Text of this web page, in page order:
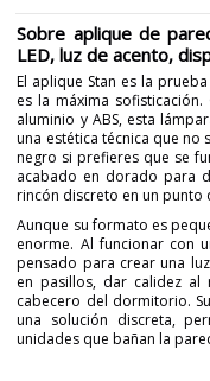
Sobre aplique de
LED, luz de acento,
El aplique Stan es la
es la máxima
aluminio y ABS, esta
una estética técnica que no
negro si prefieres que se
acabado en dorado para
rincón discreto en un punto
Aunque su formato es
enorme. Al funcionar con
pensado para crear una
en pasillos, dar calidez
cabecero del dormitorio.
una solución discreta,
unidades que bañan la